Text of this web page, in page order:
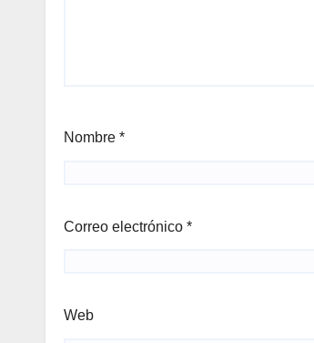
Nombre *
Correo electrónico *
Web